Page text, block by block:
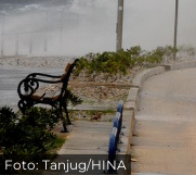
Foto: Tanjug/HINA